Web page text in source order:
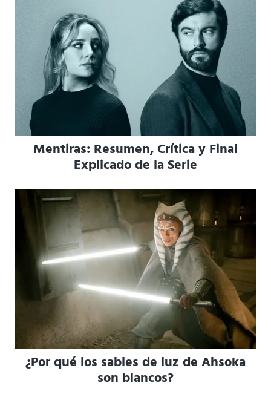
Mentiras: Resumen, Crítica y Final
Explicado de la Serie
¿Por qué los sables de luz de Ahsoka
son blancos?